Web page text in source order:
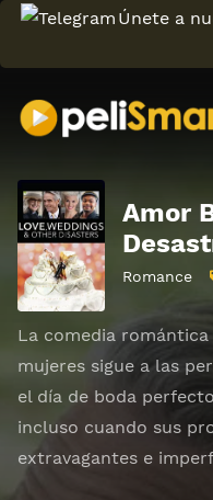
Únete a
Amor
Romance
La comedia
mujeres sigue a las
el día de boda
incluso cuando sus
extravagantes e